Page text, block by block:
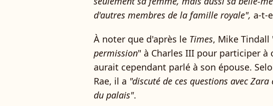
d'autres membres de la famille royale", a-t-
À noter que d'après le Times, Mike Tindall
permission" à Charles III pour participer à
aurait cependant parlé à son épouse.
Rae, il a "discuté de ces questions avec
du palais".